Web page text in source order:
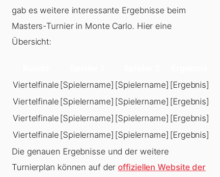
gab es weitere interessante Ergebnisse beim
Masters-Turnier in Monte Carlo. Hier eine
Übersicht:
Viertelfinale [Spielername] [Spielername] [Ergebnis]
Viertelfinale [Spielername] [Spielername] [Ergebnis]
Viertelfinale [Spielername] [Spielername] [Ergebnis]
Viertelfinale [Spielername] [Spielername] [Ergebnis]
Die genauen Ergebnisse und der weitere
Turnierplan können auf deroffiziellen Website der